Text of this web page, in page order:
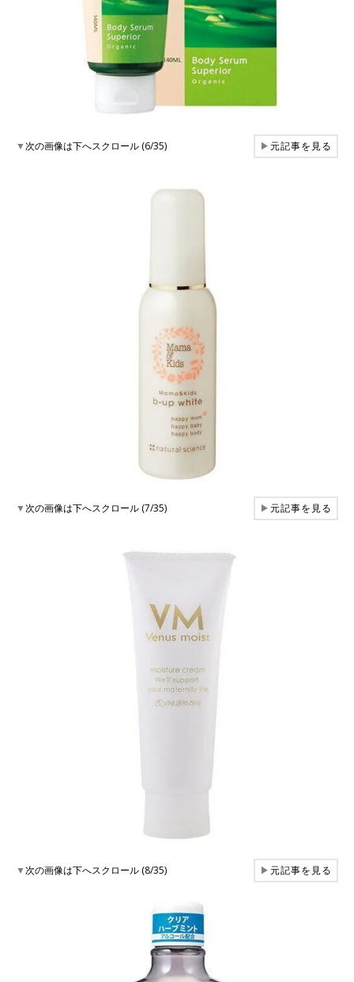
▼次の画像は下へスクロール (6/35) ▶元記事を見る
▼次の画像は下へスクロール (7/35) ▶元記事を見る
▼次の画像は下へスクロール (8/35) ▶元記事を見る